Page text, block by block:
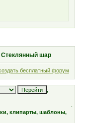
Стеклянный шар
бесплатный форум
;
клипарты, шаблоны,